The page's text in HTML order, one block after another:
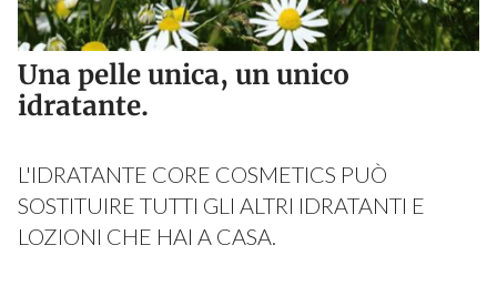
Una pelle unica, un unico
idratante.
L'IDRATANTE CORE COSMETICS PUÒ
SOSTITUIRE TUTTI GLI ALTRI IDRATANTI E
LOZIONI CHE HAI A CASA.